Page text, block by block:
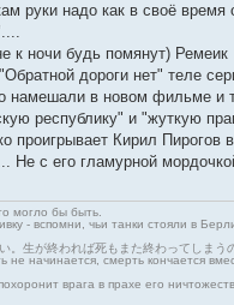
руки надо как в своё время
к ночи будь помянут) Ремеик
дороги нет" теле
намешали в новом фильме и
республику" и "жуткую
проигрывает Кирил Пирогов
Не с его гламурной
могло бы быть.
- вспомни, чьи танки стояли в
。生が終われば死もまた終わってしまう
не начинается, смерть кончается
врага в прахе его